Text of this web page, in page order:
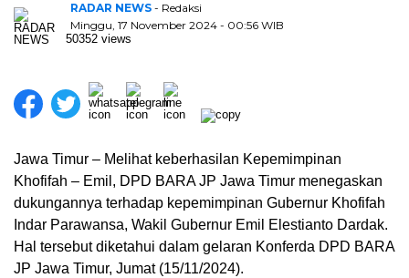
RADAR NEWS - Redaksi
Minggu, 17 November 2024 - 00:56 WIB
50352 views
Jawa Timur – Melihat keberhasilan Kepemimpinan
Khofifah – Emil, DPD BARA JP Jawa Timur menegaskan
dukungannya terhadap kepemimpinan Gubernur Khofifah
Indar Parawansa, Wakil Gubernur Emil Elestianto Dardak.
Hal tersebut diketahui dalam gelaran Konferda DPD BARA
JP Jawa Timur, Jumat (15/11/2024).